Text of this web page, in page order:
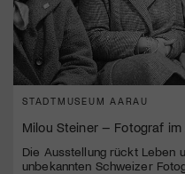
STADTMUSEUM AARAU
Milou Steiner – Fotograf
Die Ausstellung rückt Leben
unbekannten Schweizer